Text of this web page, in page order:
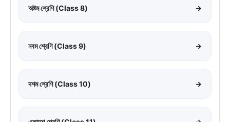
অষ্টম শ্রেণি (Class 8) →
নবম শ্রেণি (Class 9) →
দশম শ্রেণি (Class 10) →